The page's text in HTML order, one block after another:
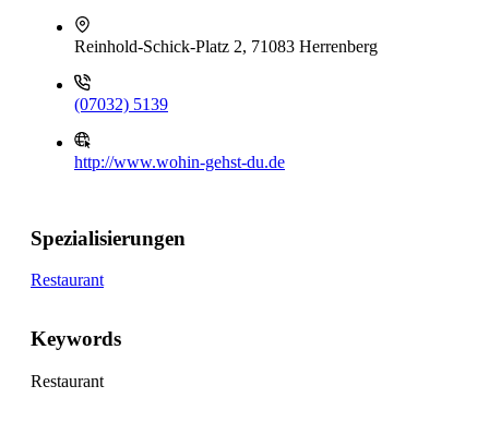
Reinhold-Schick-Platz 2, 71083 Herrenberg
(07032) 5139
http://www.wohin-gehst-du.de
Spezialisierungen
Restaurant
Keywords
Restaurant